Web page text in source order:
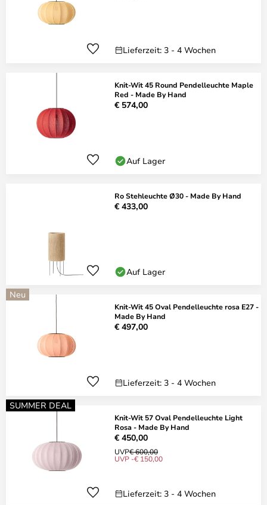
Lieferzeit: 3 - 4 Wochen
Knit-Wit 45 Round Pendelleuchte Maple
Red - Made By Hand
€ 574,00
Auf Lager
Ro Stehleuchte Ø30 - Made By Hand
€ 433,00
Auf Lager
Neu
Knit-Wit 45 Oval Pendelleuchte rosa E27 -
Made By Hand
€ 497,00
Lieferzeit: 3 - 4 Wochen
SUMMER DEAL
Knit-Wit 57 Oval Pendelleuchte Light
Rosa - Made By Hand
€ 450,00
UVP€ 600,00
UVP -€ 150,00
Lieferzeit: 3 - 4 Wochen